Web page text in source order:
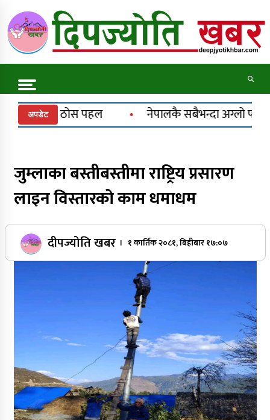
content
Online News Portal
Trending Now
कर्णाली राजमार्ग अवरुद्ध
एलपी ग्यास अभावबारे सुर्खेतका राजनीतिक दलद्वारा
सरकारको ध्यानाकर्षण
बढ्दो साइबर अपराधप्रति प्रदेश सरकारको
ध्यानाकर्षण, खड्काको ठोस पहल
नेपालकै सबैभन्दा अग्लो पचाल झरना : राष्ट्रिय
मान्यतासँगै पर्यटनको नयाँ केन्द्र बन्ने अपेक्षा
अपडेट
नेपालकै सबैभन्दा अग्लो पचाल झरना : राष्ट्रिय मान्यतासँगै
जुम्लाका बस्तीबस्तीमा राष्ट्रिय प्रसारण
लाइन विस्तारको काम धमाधम
दीपज्योति खबर। १ कार्तिक २०८१, बिहीबार १७:०७